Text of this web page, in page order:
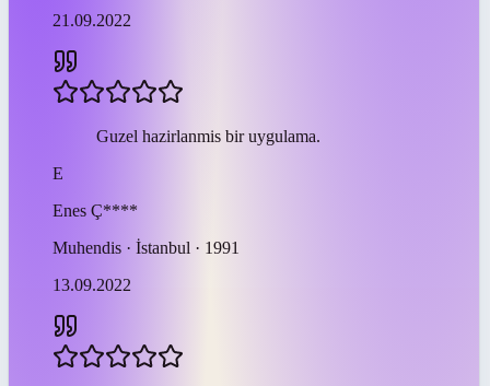
21.09.2022
Guzel hazirlanmis bir uygulama.
E
Enes Ç****
Muhendis · İstanbul · 1991
13.09.2022